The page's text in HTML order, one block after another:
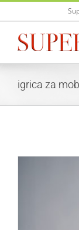
Skip
igrica za